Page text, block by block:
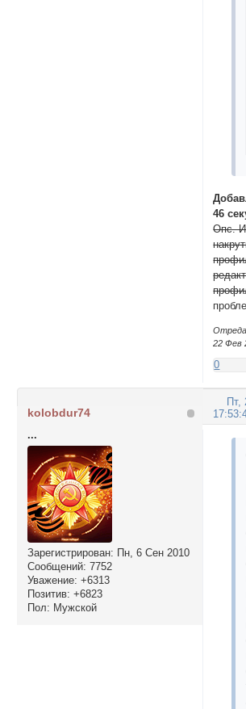
46
Опс. И
22 Фев
0
Пт,
kolobdur74
...
Зарегистрирован: Пн, 6 Сен 2010
Сообщений: 7752
Уважение: +6313
Позитив: +6823
Пол: Мужской